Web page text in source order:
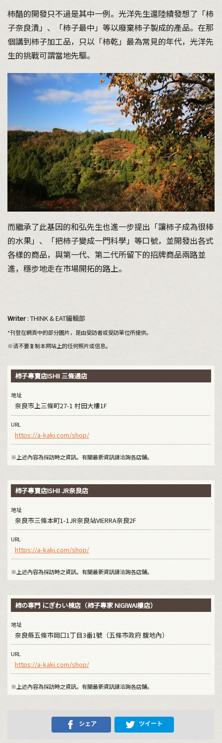
柿醋的開發只不過是其中一例。光洋先生還陸續發想了「柿
子奈良漬」、「柿子最中」等以廢棄柿子製成的產品。在那
個講到柿子加工品，只以「柿乾」最為常見的年代，光洋先
生的挑戰可謂當地先驅。
而繼承了此基因的和弘先生也進一步提出「讓柿子成為很棒
的水果」、「把柿子變成一門科學」等口號，並開發出各式
各樣的商品，與第一代、第二代所留下的招牌商品兩路並
進，穩步地走在市場開拓的路上。
Writer: THINK & EAT編輯部
*刊登在網頁中的部分圖片，是由受訪者或受訪單位所提供。
※请不要复制本网站上的任何照片或信息。
柿子專賣店ISHII 三條通店
地址
奈良市上三條町27-1 村田大樓1F
URL
https://a-kaki.com/shop/
※上述內容為採訪時之資訊。有關最新資訊請洽詢各店鋪。
柿子專賣店ISHII JR奈良店
地址
奈良市三條本町1-1JR奈良站VIERRA奈良2F
URL
https://a-kaki.com/shop/
※上述內容為採訪時之資訊。有關最新資訊請洽詢各店鋪。
柿の専門 にぎわい棟店（柿子專家 NIGIWAI樓店）
地址
奈良縣五條市岡口1丁目3番1號（五條市政府 腹地內）
URL
https://a-kaki.com/shop/
※上述內容為採訪時之資訊。有關最新資訊請洽詢各店鋪。
シェア ツイート